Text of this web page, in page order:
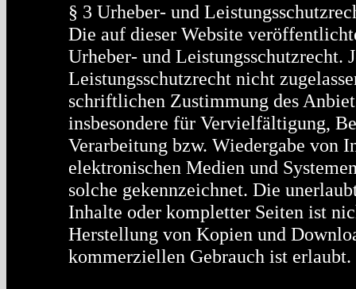
§ 3 Urheber- und
Die auf dieser Website
Urheber- und Leistungsschutzrecht.
Leistungsschutzrecht nicht
schriftlichen Zustimmung des
insbesondere für Vervielfältigung,
Verarbeitung bzw. Wiedergabe von
elektronischen Medien und
solche gekennzeichnet. Die
Inhalte oder kompletter Seiten ist
Herstellung von Kopien und
kommerziellen Gebrauch ist erlaubt.